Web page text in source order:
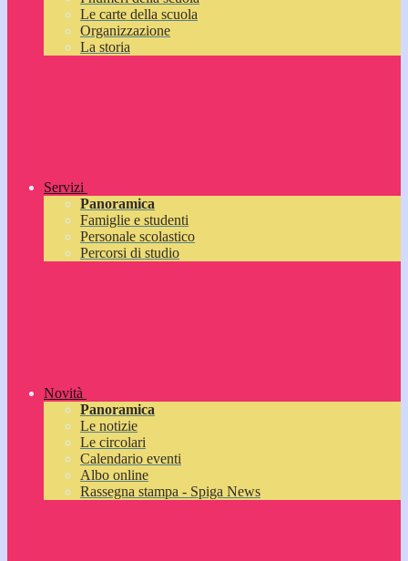
Le carte della scuola
Organizzazione
La storia
Servizi
Panoramica
Famiglie e studenti
Personale scolastico
Percorsi di studio
Novità
Panoramica
Le notizie
Le circolari
Calendario eventi
Albo online
Rassegna stampa - Spiga News